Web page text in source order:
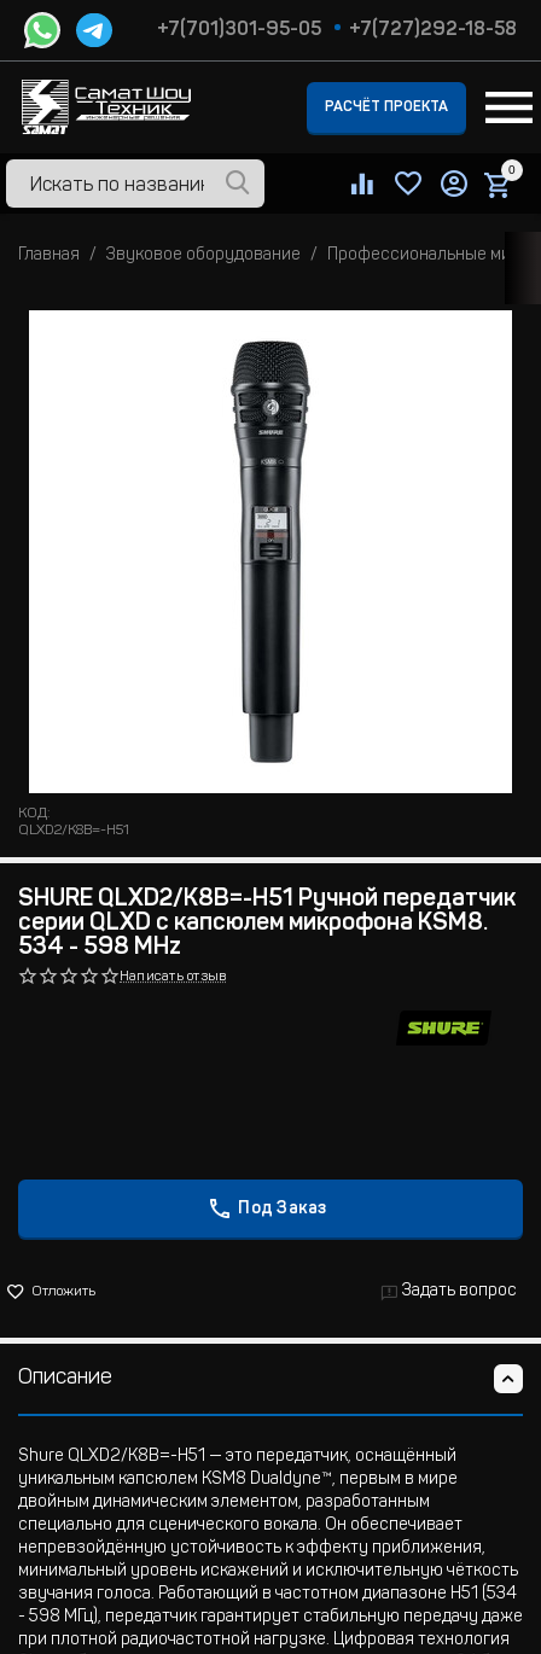
+7(701)301-95-05 +7(727)292-18-58
РАСЧЁТ ПРОЕКТА
0
Главная Звуковое оборудование Профессиональные
КОД:
QLXD2/K8B=-H51
SHURE QLXD2/K8B=-H51 Pучной передатчик
серии QLXD с капсюлем микрофона KSM8.
534 - 598 MHz
Написать отзыв
Под Заказ
Отложить Задать вопрос
Описание
Shure QLXD2/K8B=-H51 — это передатчик, оснащённый
уникальным капсюлем KSM8 Dualdyne™, первым в мире
двойным динамическим элементом, разработанным
специально для сценического вокала. Он обеспечивает
непревзойдённую устойчивость к эффекту приближения,
минимальный уровень искажений и исключительную чёткость
звучания голоса. Работающий в частотном диапазоне H51 (534
- 598 МГц), передатчик гарантирует стабильную передачу даже
при плотной радиочастотной нагрузке. Цифровая технология